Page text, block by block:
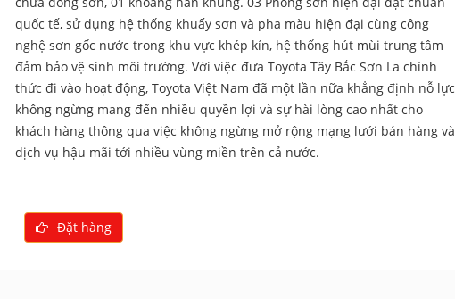
quốc tế, sử dụng hệ thống khuấy sơn và pha màu hiện đại cùng công
nghệ sơn gốc nước trong khu vực khép kín, hệ thống hút mùi trung tâm
đảm bảo vệ sinh môi trường. Với việc đưa Toyota Tây Bắc Sơn La chính
thức đi vào hoạt động, Toyota Việt Nam đã một lần nữa khẳng định nỗ lực
không ngừng mang đến nhiều quyền lợi và sự hài lòng cao nhất cho
khách hàng thông qua việc không ngừng mở rộng mạng lưới bán hàng và
dịch vụ hậu mãi tới nhiều vùng miền trên cả nước.
Đặt hàng